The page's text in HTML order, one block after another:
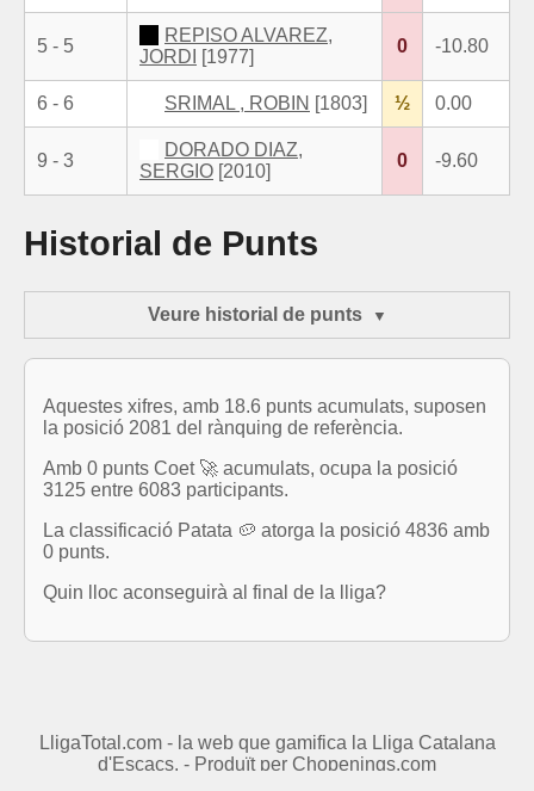
5 - 5
REPISO ALVAREZ,
JORDI
[1977]
0 -10.80
6 - 6 SRIMAL , ROBIN [1803] ½ 0.00
9 - 3
DORADO DIAZ,
SERGIO [2010]
0 -9.60
Historial de Punts
Veure historial de punts
Aquestes xifres, amb 18.6 punts acumulats, suposen
la posició 2081 del rànquing de referència.
Amb 0 punts Coet 🚀 acumulats, ocupa la posició
3125 entre 6083 participants.
La classificació Patata 🥔 atorga la posició 4836 amb
0 punts.
Quin lloc aconseguirà al final de la lliga?
LligaTotal.com - la web que gamifica la Lliga Catalana
d'Escacs. - Produït per Chopenings.com